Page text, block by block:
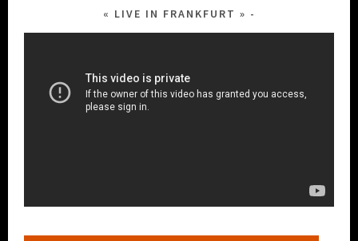
« LIVE IN FRANKFURT »